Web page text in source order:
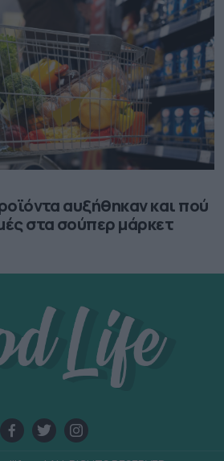
αυξήθηκαν και πού
στα σούπερ μάρκετ